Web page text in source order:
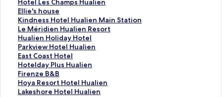
H
u
a
l
i
e
n
L
i
n
u
a
l
i
e
n
S
t
a
t
t
a
y
的
連
結
l
H
u
a
l
i
e
n
D
a
-
H
u
a
l
i
e
n
的
連
o
v
e
B
&
B
的
連
結
t
e
l
H
u
a
l
i
e
n
r
h
o
t
e
l
-
H
u
a
i
e
n
d
H
o
t
e
l
的
e
n
M
a
n
g
o
H
o
t
d
a
e
m
u
n
B
o
u
t
i
H
o
t
e
l
的
連
結
l
o
w
a
n
H
o
t
e
l
Hotel Les Champs Hualien
o
t
e
l
L
e
s
C
h
a
Ellie's house
E
l
l
i
e
'
s
h
o
u
Kindness Hotel Hualien Main Station
K
i
n
d
n
e
s
s
H
Le Méridien Hualien Resort
L
e
M
é
r
i
d
i
Hualien Holiday Hotel
H
u
a
l
i
e
n
Parkview Hotel Hualien
P
a
r
k
v
i
East Coast Hotel
E
a
s
t
C
Hotelday Plus Hualien
H
o
t
e
Firenze B&B
F
i
r
Hoya Resort Hotel Hualien
H
o
Lakeshore Hotel Hualien
L